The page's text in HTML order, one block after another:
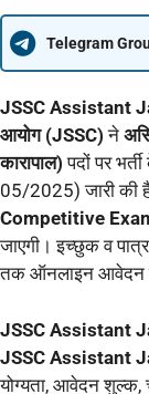
Telegram
JSSC Assistant
आयोग (JSSC) ने
कारापाल) पदों पर
05/2025) जारी की
Competitive
जाएगी। इच्छुक व पात्र
तक ऑनलाइन आवेदन
JSSC Assistant
JSSC Assistant
योग्यता, आवेदन शुल्क,